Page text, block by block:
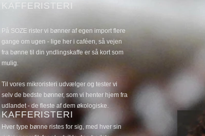
KAFFERISTERI
På SOZE rister vi bønner af egen import flere
gange om ugen - lige her i caféen, så vejen
fra bønne til din yndlingskaffe er så kort som
mulig.
Til vores mikroristeri udvælger og tester vi
selv de bedste bønner, som vi henter hjem fra
udlandet - de fleste af dem økologiske.
Hver type bønne ristes for sig, med hver sin
KAFFERISTERI